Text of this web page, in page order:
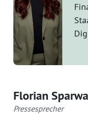
Florian
Pressesprecher